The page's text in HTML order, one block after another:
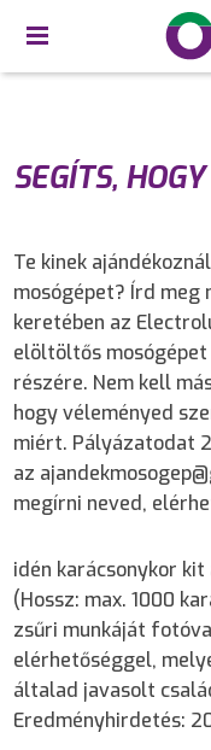
SEGÍTS,
Te kinek
mosógépet? Írd meg
keretében az
elöltöltős mosógépet
részére. Nem kell
hogy véleményed
miért. Pályázatodat
az
megírni neved,
idén karácsonykor
(Hossz: max. 1000
zsűri munkáját
elérhetőséggel,
általad javasolt
Eredményhirdetés: